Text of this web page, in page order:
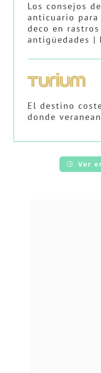
Los consejos
anticuario para
deco en
antigüedades |
El destino
donde
Ver